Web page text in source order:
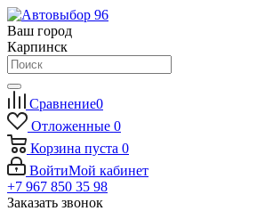
Ваш город
Карпинск
Сравнение0
Отложенные 0
Корзина пуста 0
ВойтиМой кабинет
+7 967 850 35 98
Заказать звонок